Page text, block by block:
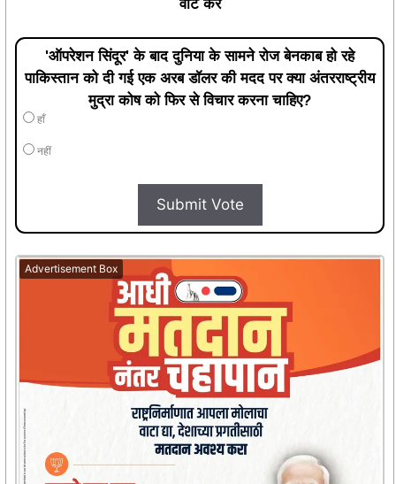
वोट करें
'ऑपरेशन सिंदूर' के बाद दुनिया के सामने रोज बेनकाब हो रहे
पाकिस्तान को दी गई एक अरब डॉलर की मदद पर क्या अंतरराष्ट्रीय
मुद्रा कोष को फिर से विचार करना चाहिए?
हाँ
नहीं
Submit Vote
Advertisement Box